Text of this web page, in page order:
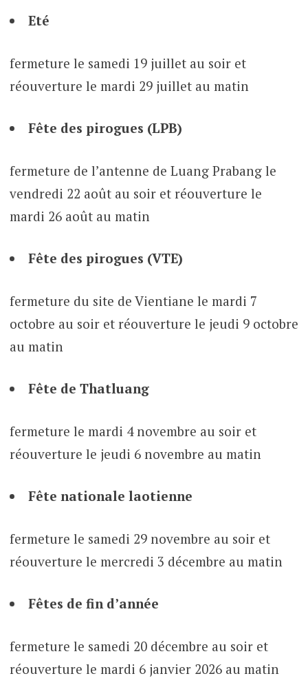
Eté
fermeture le samedi 19 juillet au soir et
réouverture le mardi 29 juillet au matin
Fête des pirogues (LPB)
fermeture de l’antenne de Luang Prabang le
vendredi 22 août au soir et réouverture le
mardi 26 août au matin
Fête des pirogues (VTE)
fermeture du site de Vientiane le mardi 7
octobre au soir et réouverture le jeudi 9 octobre
au matin
Fête de Thatluang
fermeture le mardi 4 novembre au soir et
réouverture le jeudi 6 novembre au matin
Fête nationale laotienne
fermeture le samedi 29 novembre au soir et
réouverture le mercredi 3 décembre au matin
Fêtes de fin d’année
fermeture le samedi 20 décembre au soir et
réouverture le mardi 6 janvier 2026 au matin